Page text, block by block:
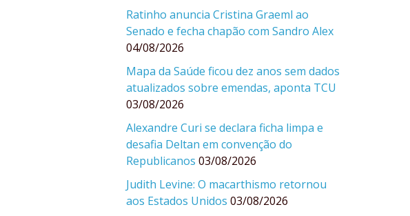
Ratinho anuncia Cristina Graeml ao
Senado e fecha chapão com Sandro Alex
04/08/2026
Mapa da Saúde ficou dez anos sem dados
atualizados sobre emendas, aponta TCU
03/08/2026
Alexandre Curi se declara ficha limpa e
desafia Deltan em convenção do
Republicanos 03/08/2026
Judith Levine: O macarthismo retornou
aos Estados Unidos 03/08/2026